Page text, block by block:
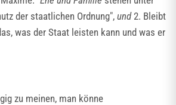
der staatlichen Ordnung", und2. Bleibt
was der Staat leisten kann und was er
zu meinen, man könne